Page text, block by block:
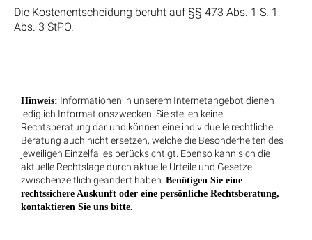
Die Kostenentscheidung beruht auf §§ 473 Abs. 1 S. 1,
Abs. 3 StPO.
Hinweis: Informationen in unserem Internetangebot dienen
lediglich Informationszwecken. Sie stellen keine
Rechtsberatung dar und können eine individuelle rechtliche
Beratung auch nicht ersetzen, welche die Besonderheiten des
jeweiligen Einzelfalles berücksichtigt. Ebenso kann sich die
aktuelle Rechtslage durch aktuelle Urteile und Gesetze
zwischenzeitlich geändert haben. Benötigen Sie eine
rechtssichere Auskunft oder eine persönliche Rechtsberatung,
kontaktieren Sie uns bitte.